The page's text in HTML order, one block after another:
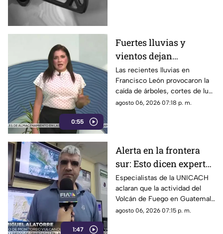
0:55
Fuertes lluvias y
vientos dejan
viviendas dañadas en
Francisco León,
Chiapas
Las recientes lluvias en
Francisco León provocaron la
caída de árboles, cortes de luz
y daños en casas de la
agosto 06, 2026 07:18 p. m.
1:47
Alerta en la frontera
sur: Esto dicen expertos
sobre el Volcán de
Fuego y la ceniza en
Chiapas
Especialistas de la UNICACH
aclaran que la actividad del
Volcán de Fuego en Guatemala
no representa peligro para
agosto 06, 2026 07:15 p. m.